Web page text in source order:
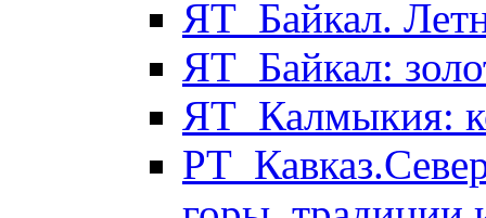
ЯТ_Байкал.
ЯТ_Байкал:
ЯТ_Калмыкия: